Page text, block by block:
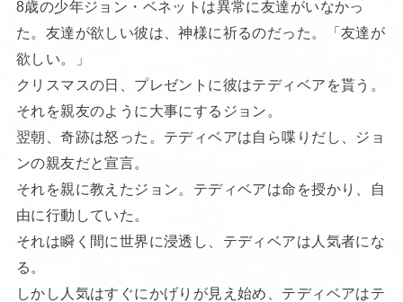
8歳の少年ジョン・ベネットは異常に友達がいなかっ
た。友達が欲しい彼は、神様に祈るのだった。「友達が
欲しい。」
クリスマスの日、プレゼントに彼はテディベアを貰う。
それを親友のように大事にするジョン。
翌朝、奇跡は怒った。テディベアは自ら喋りだし、ジョ
ンの親友だと宣言。
それを親に教えたジョン。テディベアは命を授かり、自
由に行動していた。
それは瞬く間に世界に浸透し、テディベアは人気者にな
る。
しかし人気はすぐにかげりが見え始め、テディベアはテ